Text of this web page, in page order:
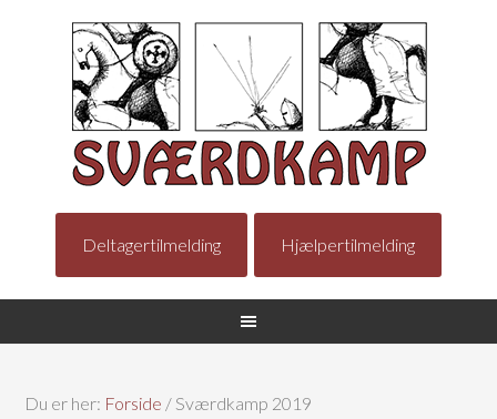
Deltagertilmelding Hjælpertilmelding
Du er her: Forside / Sværdkamp 2019